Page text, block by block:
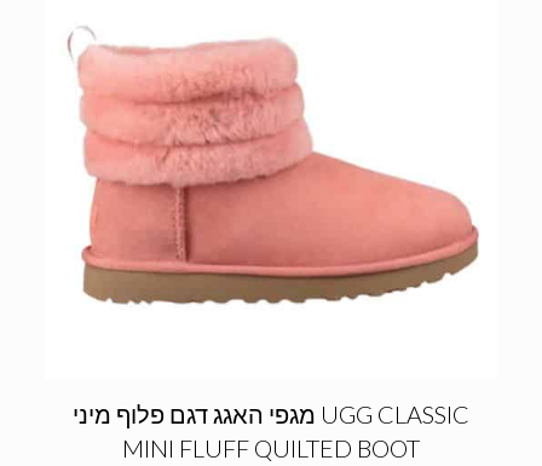
מגפי האגג דגם פלוף מיני UGG CLASSIC
MINI FLUFF QUILTED BOOT